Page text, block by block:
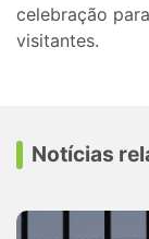
celebração
visitantes.
Notícias